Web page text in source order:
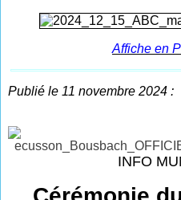
Affiche en
Publié le 11 novembre 2024 :
INFO